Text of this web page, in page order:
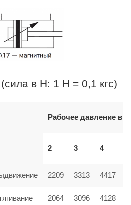
в Н: 1 Н = 0,1 кгс)
Рабочее давление в
2 3 4
2209 3313 4417
2064 3096 4128